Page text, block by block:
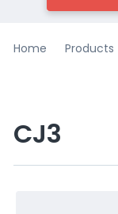
Home Products
CJ3